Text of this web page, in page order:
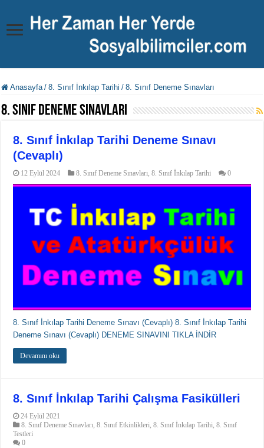
Anasayfa / 8. Sınıf İnkılap Tarihi / 8. Sınıf Deneme Sınavları
8. Sınıf Deneme Sınavları
8. Sınıf İnkılap Tarihi Deneme Sınavı
(Cevaplı)
12 Eylül 2024 8. Sınıf Deneme Sınavları ,8. Sınıf İnkılap Tarihi 0
8. Sınıf İnkılap Tarihi Deneme Sınavı (Cevaplı) 8. Sınıf İnkılap Tarihi
Deneme Sınavı (Cevaplı) DENEME SINAVINI TIKLA İNDİR
Devamını oku
8. Sınıf İnkılap Tarihi Çalışma Fasikülleri
24 Eylül 2021
8. Sınıf Deneme Sınavları,8. Sınıf Etkinlikleri,8. Sınıf İnkılap Tarihi,8. Sınıf
Testleri
0